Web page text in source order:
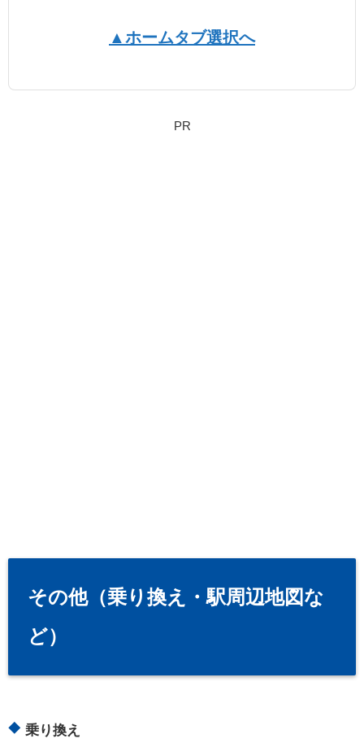
▲ホームタブ選択へ
PR
その他（乗り換え・駅周辺地図な
ど）
乗り換え